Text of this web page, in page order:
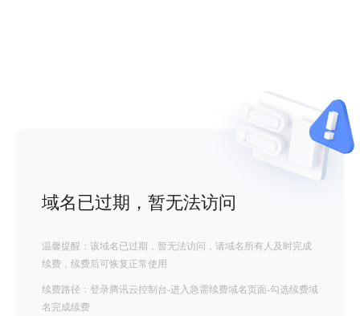
域名已过期，暂无法访问
温馨提醒：该域名已过期，暂无法访问，请域名所有人及时完成
续费，续费后可恢复正常使用
续费路径：登录腾讯云控制台-进入急需续费域名页面-勾选续费域
名完成续费